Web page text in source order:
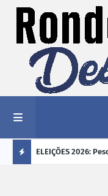
a mais ELEIÇÕES 2026: